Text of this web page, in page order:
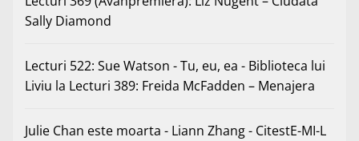
Sally Diamond
Lecturi 522: Sue Watson - Tu, eu, ea - Biblioteca lui
Liviu la Lecturi 389: Freida McFadden – Menajera
Julie Chan este moarta - Liann Zhang - CitestE-MI-L